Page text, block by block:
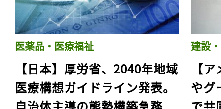
医薬品・医療福祉
【日本】厚労省、2040年地域
医療構想ガイドライン発表。
建設
【
やグ